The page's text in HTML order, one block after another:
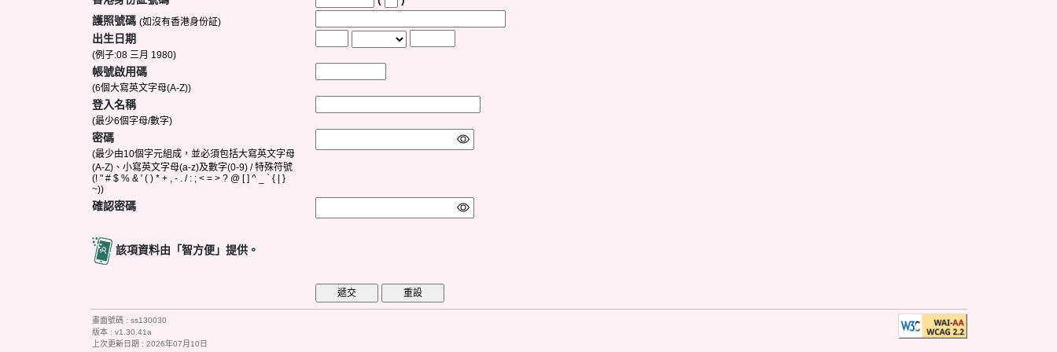
(! " # $ % & ' ( ) * + , - . / : ; < = > ? @ [ ] ^ _ ` { | }
版本 :
上次更新日期 :